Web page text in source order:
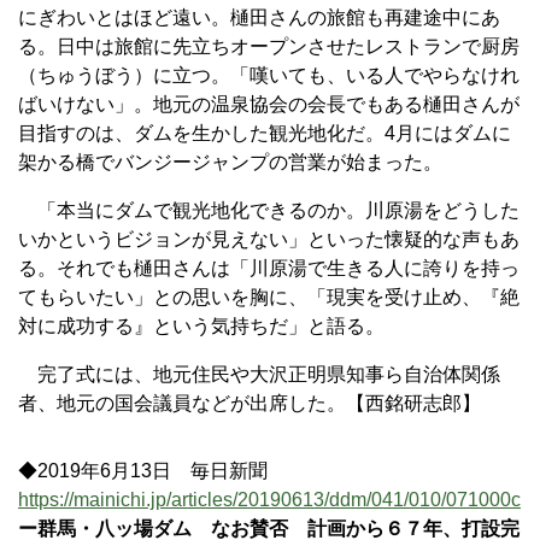
にぎわいとはほど遠い。樋田さんの旅館も再建途中にあ
る。日中は旅館に先立ちオープンさせたレストランで厨房
（ちゅうぼう）に立つ。「嘆いても、いる人でやらなけれ
ばいけない」。地元の温泉協会の会長でもある樋田さんが
目指すのは、ダムを生かした観光地化だ。4月にはダムに
架かる橋でバンジージャンプの営業が始まった。
「本当にダムで観光地化できるのか。川原湯をどうした
いかというビジョンが見えない」といった懐疑的な声もあ
る。それでも樋田さんは「川原湯で生きる人に誇りを持っ
てもらいたい」との思いを胸に、「現実を受け止め、『絶
対に成功する』という気持ちだ」と語る。
完了式には、地元住民や大沢正明県知事ら自治体関係
者、地元の国会議員などが出席した。【西銘研志郎】
◆2019年6月13日 毎日新聞
https://mainichi.jp/articles/20190613/ddm/041/010/071000c
ー群馬・八ッ場ダム なお賛否 計画から６７年、打設完